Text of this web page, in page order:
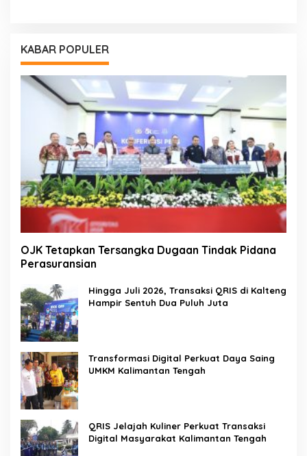
KABAR POPULER
OJK Tetapkan Tersangka Dugaan Tindak Pidana
Perasuransian
Hingga Juli 2026, Transaksi QRIS di Kalteng
Hampir Sentuh Dua Puluh Juta
Transformasi Digital Perkuat Daya Saing
UMKM Kalimantan Tengah
QRIS Jelajah Kuliner Perkuat Transaksi
Digital Masyarakat Kalimantan Tengah